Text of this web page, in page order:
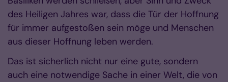
des Heiligen Jahres war, dass die Tür der Hoffnung
für immer aufgestoßen sein möge und Menschen
aus dieser Hoffnung leben werden.
Das ist sicherlich nicht nur eine gute, sondern
auch eine notwendige Sache in einer Welt, die von